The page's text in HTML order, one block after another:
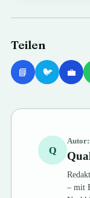
Teilen
📘 🐦 💼
Q
– mit